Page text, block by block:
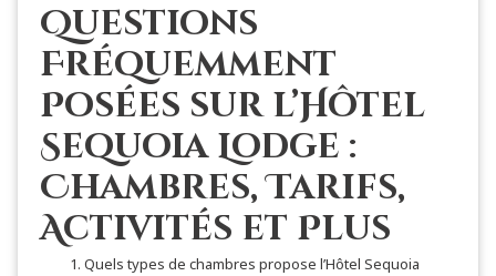
Questions
Fréquemment
Posées sur l’Hôtel
Sequoia Lodge :
Chambres, Tarifs,
Activités et Plus
Quels types de chambres propose l’Hôtel Sequoia